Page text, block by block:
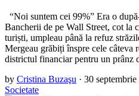
“Noi suntem cei 99%” Era o
Bancherii de pe Wall Street, cot la
turiști, umpleau până la refuz
Mergeau grăbiți înspre cele câteva
districtul financiar pentru un
by Cristina Buzaşu · 30
Societate